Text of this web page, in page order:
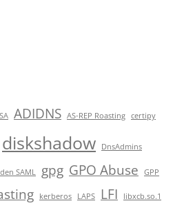
ADIDNS AS-REP Roasting certipy
diskshadow DnsAdmins
SAML gpg GPO Abuse GPP
kerberos LAPS LFI libxcb.so.1